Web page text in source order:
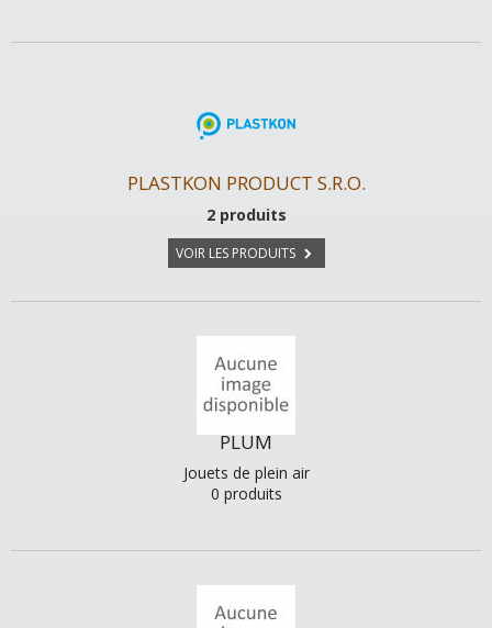
PLASTKON PRODUCT S.R.O.
2 produits
VOIR LES PRODUITS
PLUM
Jouets de plein air
0 produits